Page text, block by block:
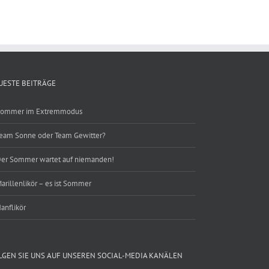
BEITRÄGE
im Extremmodus
Sonne oder Team Gewitter?
Sommer wartet auf niemanden!
– es ist Sommer
SIE UNS AUF UNSEREN SOCIAL-MEDIA KANÄLEN